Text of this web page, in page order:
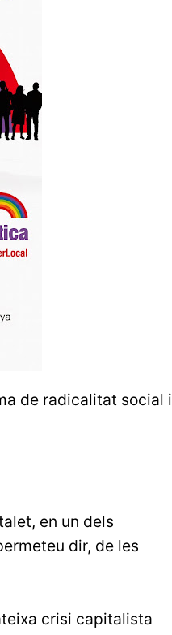
de radicalitat social i
en un dels
dir, de les
crisi capitalista